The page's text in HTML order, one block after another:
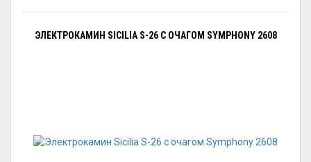
ЭЛЕКТРОКАМИН SICILIA S-26 С ОЧАГОМ SYMPHONY 2608